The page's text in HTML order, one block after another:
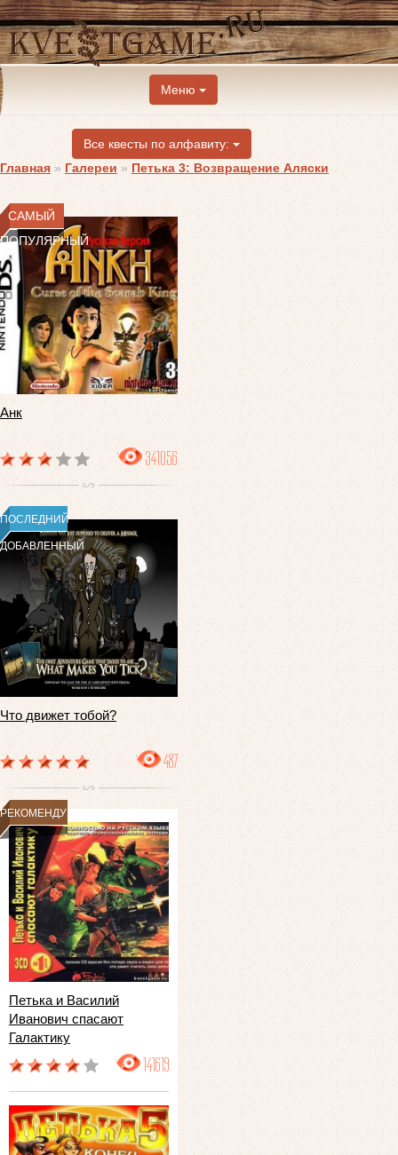
Меню
Все квесты по алфавиту:
Главная » Галереи » Петька 3: Возвращение Аляски
САМЫЙ
ПОПУЛЯРНЫЙ
Анк
341056
ПОСЛЕДНИЙ
ДОБАВЛЕННЫЙ
Что движет тобой?
487
РЕКОМЕНДУЕМ
Петька и Василий
Иванович спасают
Галактику
141619